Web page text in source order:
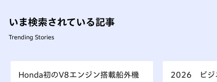
いま検索されている記事
Trending Stories
Honda初のV8エンジン搭載船外機
2026 ビジ